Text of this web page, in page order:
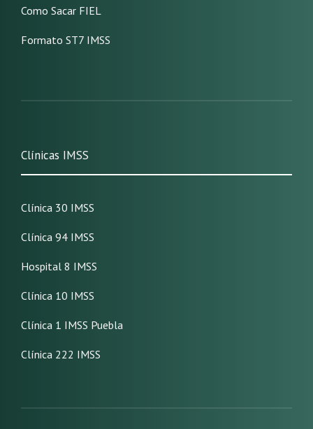
Como Sacar FIEL
Formato ST7 IMSS
Clínicas IMSS
Clínica 30 IMSS
Clínica 94 IMSS
Hospital 8 IMSS
Clínica 10 IMSS
Clínica 1 IMSS Puebla
Clínica 222 IMSS